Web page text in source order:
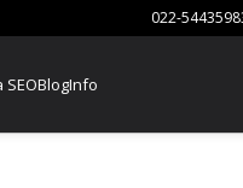
022-
SEOBlogInfo